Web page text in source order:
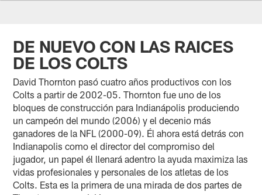
DE NUEVO CON LAS RAICES
DE LOS COLTS
David Thornton pasó cuatro años productivos con los
Colts a partir de 2002-05. Thornton fue uno de los
bloques de construcción para Indianápolis produciendo
un campeón del mundo (2006) y el decenio más
ganadores de la NFL (2000-09). Él ahora está detrás con
Indianapolis como el director del compromiso del
jugador, un papel él llenará adentro la ayuda maximiza las
vidas profesionales y personales de los atletas de los
Colts. Esta es la primera de una mirada de dos partes de